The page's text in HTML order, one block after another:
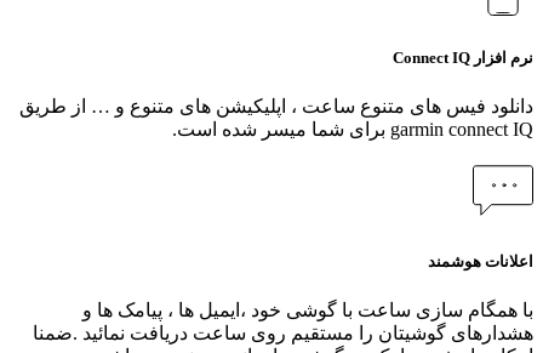
نرم افزار Connect IQ
دانلود فیس های متنوع ساعت ، اپلیکیشن های متنوع و … از طریق
garmin connect IQ برای شما میسر شده است.
اعلانات هوشمند
با همگام سازی ساعت با گوشی خود ،ایمیل ها ، پیامک ها و
هشدارهای گوشیتان را مستقیم روی ساعت دریافت نمائید .ضمنا